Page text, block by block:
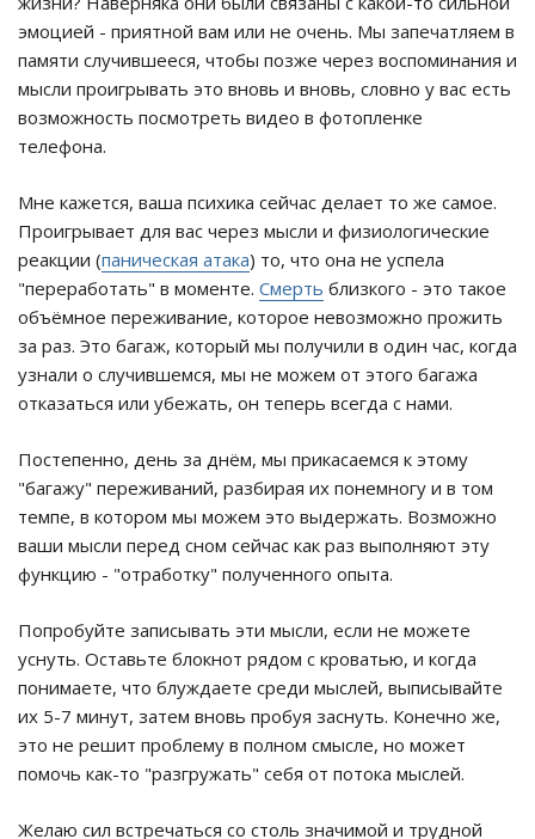
эмоцией - приятной вам или не очень. Мы запечатляем в
памяти случившееся, чтобы позже через воспоминания и
мысли проигрывать это вновь и вновь, словно у вас есть
возможность посмотреть видео в фотопленке
телефона.
Мне кажется, ваша психика сейчас делает то же самое.
Проигрывает для вас через мысли и физиологические
реакции (паническая атака) то, что она не успела
"переработать" в моменте. Смерть близкого - это такое
объёмное переживание, которое невозможно прожить
за раз. Это багаж, который мы получили в один час, когда
узнали о случившемся, мы не можем от этого багажа
отказаться или убежать, он теперь всегда с нами.
Постепенно, день за днём, мы прикасаемся к этому
"багажу" переживаний, разбирая их понемногу и в том
темпе, в котором мы можем это выдержать. Возможно
ваши мысли перед сном сейчас как раз выполняют эту
функцию - "отработку" полученного опыта.
Попробуйте записывать эти мысли, если не можете
уснуть. Оставьте блокнот рядом с кроватью, и когда
понимаете, что блуждаете среди мыслей, выписывайте
их 5-7 минут, затем вновь пробуя заснуть. Конечно же,
это не решит проблему в полном смысле, но может
помочь как-то "разгружать" себя от потока мыслей.
Желаю сил встречаться со столь значимой и трудной